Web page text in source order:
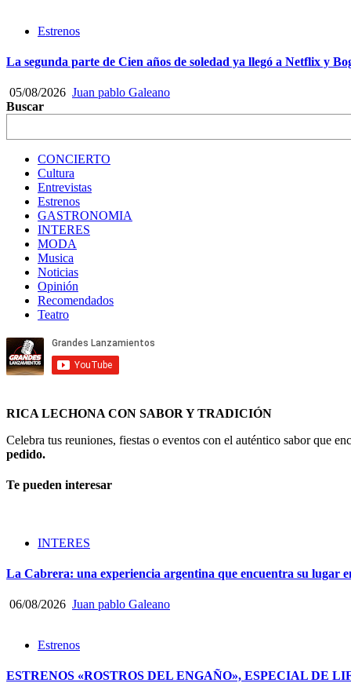
Estrenos
La segunda parte de Cien años de soledad ya llegó a Netflix y
05/08/2026 Juan pablo Galeano
Buscar
CONCIERTO
Cultura
Entrevistas
Estrenos
GASTRONOMIA
INTERES
MODA
Musica
Noticias
Opinión
Recomendados
Teatro
RICA LECHONA CON SABOR Y TRADICIÓN
Celebra tus reuniones, fiestas o eventos con el auténtico sabor que
pedido.
Te pueden interesar
INTERES
La Cabrera: una experiencia argentina que encuentra su lugar
06/08/2026 Juan pablo Galeano
Estrenos
ESTRENOS «ROSTROS DEL ENGAÑO», ESPECIAL DE